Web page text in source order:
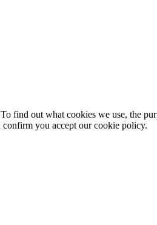
find out what cookies we use, the
you accept our cookie policy.